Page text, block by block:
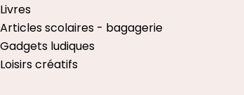
Livres
Articles scolaires - bagagerie
Gadgets ludiques
Loisirs créatifs